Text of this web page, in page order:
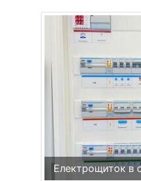
Електрощиток в